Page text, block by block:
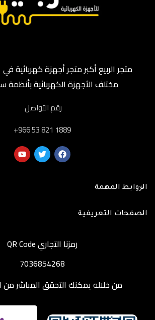
متجر الربيع أكبر متجر أجهزة كهربائية
مختلف الأجهزة الكهربائية بأنظمة
رقم التواصل
‎+966 53 821 1889
الروابط المهمة
الصفحات التعريفية
رمزنا التجاري QR Code
7036854268
من خلاله يمكنك التحقق المباشر من